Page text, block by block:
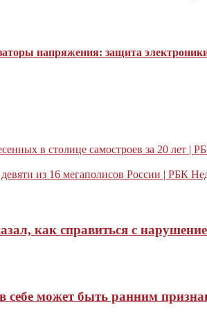
напряжения: защита
в столице самостроев за 20 лет |
из 16 мегаполисов России | РБК
как справиться с
себе может быть ранним